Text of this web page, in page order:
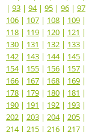
| 93 | 94| 95 | 96 | 97
106 | 107 | 108 | 109 |
118 | 119 | 120 | 121 |
130 | 131 | 132 | 133 |
142 | 143 | 144| 145 |
154| 155 | 156 | 157 |
166 | 167 | 168 | 169 |
178 | 179 | 180 | 181 |
190 | 191 | 192 | 193 |
202 | 203 | 204| 205 |
214| 215 | 216 | 217 |